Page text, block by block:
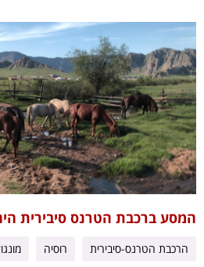
המסע ברכבת הטרנס סיבירית
הרכבת הטרנס-סיבירית רוסיה